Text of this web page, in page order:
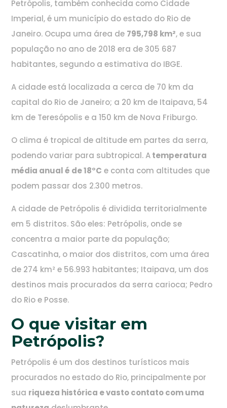
Petrópolis, também conhecida como Cidade
Imperial, é um município do estado do Rio de
Janeiro. Ocupa uma área de 795,798 km², e sua
população no ano de 2018 era de 305 687
habitantes, segundo a estimativa do IBGE.
A cidade está localizada a cerca de 70 km da
capital do Rio de Janeiro; a 20 km de Itaipava, 54
km de Teresópolis e a 150 km de Nova Friburgo.
O clima é tropical de altitude em partes da serra,
podendo variar para subtropical. Atemperatura
média anual é de 18°C e conta com altitudes que
podem passar dos 2.300 metros.
A cidade de Petrópolis é dividida territorialmente
em 5 distritos. São eles: Petrópolis, onde se
concentra a maior parte da população;
Cascatinha, o maior dos distritos, com uma área
de 274 km² e 56.993 habitantes; Itaipava, um dos
destinos mais procurados da serra carioca; Pedro
do Rio e Posse.
O que visitar em
Petrópolis?
Petrópolis é um dos destinos turísticos mais
procurados no estado do Rio, principalmente por
sua riqueza histórica e vasto contato com uma